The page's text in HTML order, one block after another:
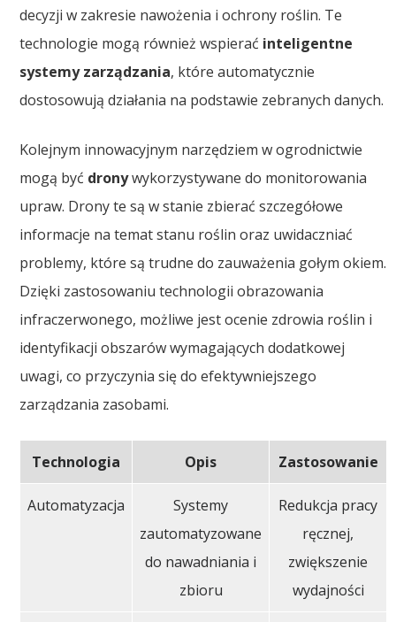
decyzji w zakresie nawożenia i ochrony roślin. Te
technologie mogą również wspierać inteligentne
systemy zarządzania, które automatycznie
dostosowują działania na podstawie zebranych danych.
Kolejnym innowacyjnym narzędziem w ogrodnictwie
mogą być dronywykorzystywane do monitorowania
upraw. Drony te są w stanie zbierać szczegółowe
informacje na temat stanu roślin oraz uwidaczniać
problemy, które są trudne do zauważenia gołym okiem.
Dzięki zastosowaniu technologii obrazowania
infraczerwonego, możliwe jest ocenie zdrowia roślin i
identyfikacji obszarów wymagających dodatkowej
uwagi, co przyczynia się do efektywniejszego
zarządzania zasobami.
Technologia Opis Zastosowanie
Automatyzacja
Systemy
zautomatyzowane
do nawadniania i
zbioru
Redukcja pracy
ręcznej,
zwiększenie
wydajności